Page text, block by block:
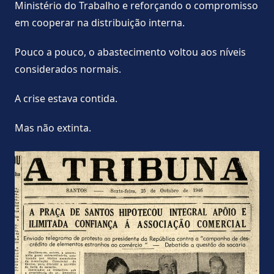
Ministério do Trabalho e reforçando o compromisso
em cooperar na distribuição interna.
Pouco a pouco, o abastecimento voltou aos níveis
considerados normais.
A crise estava contida.
Mas não extinta.